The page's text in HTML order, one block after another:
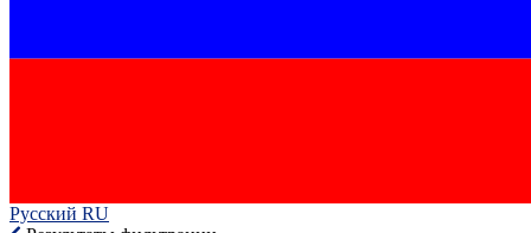
Русский RU‎